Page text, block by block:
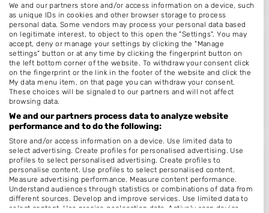
Desiree
Beerze 69
3961HB Wijk bij Duurstede
Hairfashion by Diana
Heuvelakkerstraat 1
5356PD Neerloon
We and our partners store and/or access information on a device, such
as unique IDs in cookies and other browser storage to process
personal data. Some vendors may process your personal data based
on legitimate interest, to object to this open the "Settings". You may
accept, deny or manage your settings by clicking the "Manage
settings" button or at any time by clicking the fingerprint button on
the left bottom corner of the website. To withdraw your consent click
on the fingerprint or the link in the footer of the website and click the
My data menu item, on that page you can withdraw your consent.
These choices will be signaled to our partners and will not affect
browsing data.
We and our partners process data to analyze website
performance and to do the following:
Store and/or access information on a device. Use limited data to
select advertising. Create profiles for personalised advertising. Use
profiles to select personalised advertising. Create profiles to
personalise content. Use profiles to select personalised content.
Measure advertising performance. Measure content performance.
Understand audiences through statistics or combinations of data from
different sources. Develop and improve services. Use limited data to
select content. Use precise geolocation data. Actively scan device